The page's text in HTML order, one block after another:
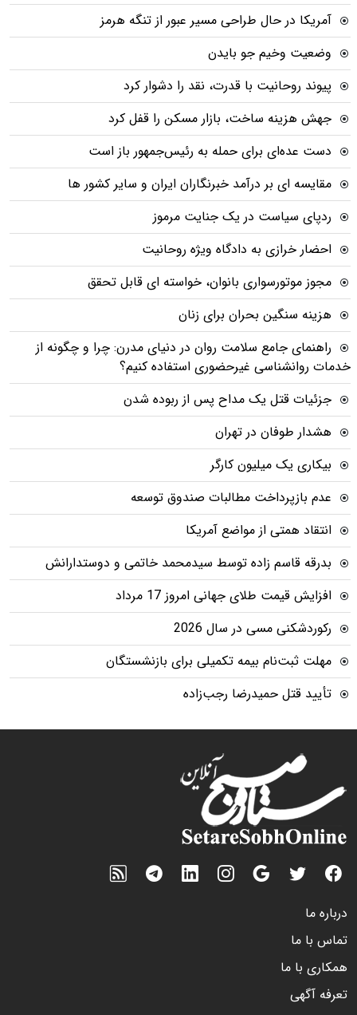
آمریکا در حال طراحی مسیر عبور از تنگه هرمز
وضعیت وخیم جو بایدن
پیوند روحانیت با قدرت، نقد را دشوار کرد
جهش هزینه ساخت، بازار مسکن را قفل کرد
دست عده‌ای برای حمله به رئیس‌جمهور باز است
مقایسه ای بر درآمد خبرنگاران ایران و سایر کشور ها
ردپای سیاست در یک جنایت مرموز
احضار خرازی به دادگاه ویژه روحانیت
مجوز موتورسواری بانوان، خواسته ای قابل تحقق
هزینه سنگین بحران برای زنان
راهنمای جامع سلامت روان در دنیای مدرن: چرا و چگونه از
خدمات روانشناسی غیرحضوری استفاده کنیم؟
جزئیات قتل یک مداح پس از ربوده شدن
هشدار طوفان در تهران
بیکاری یک میلیون کارگر
عدم بازپرداخت مطالبات صندوق توسعه
انتقاد همتی از مواضع آمریکا
بدرقه قاسم زاده توسط سیدمحمد خاتمی و دوستدارانش
افزایش قیمت طلای جهانی امروز 17 مرداد
رکوردشکنی مسی در سال 2026
مهلت ثبت‌نام بیمه تکمیلی برای بازنشستگان
تأیید قتل حمیدرضا رجب‌زاده
درباره ما
تماس با ما
همکاری با ما
تعرفه آگهی